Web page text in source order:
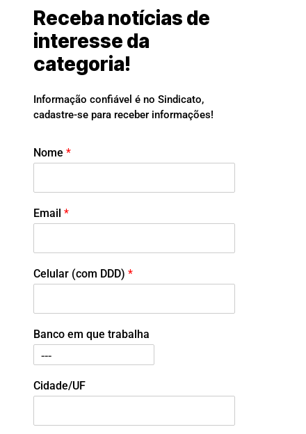
Receba notícias de
interesse da
categoria!
Informação confiável é no Sindicato,
cadastre-se para receber informações!
Nome *
Email *
Celular (com DDD) *
Banco em que trabalha
Cidade/UF